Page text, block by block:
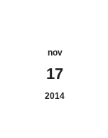
nov
17
2014